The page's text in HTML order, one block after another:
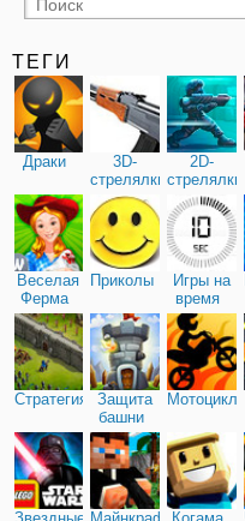
ТЕГИ
Драки
3D-
стрелялки
2D-
стрелялки
Веселая
Ферма
Приколы
Игры на
время
Стратегия
Защита
башни